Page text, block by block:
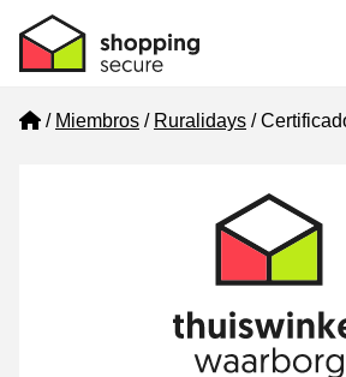
Home
Miembros Ruralidays